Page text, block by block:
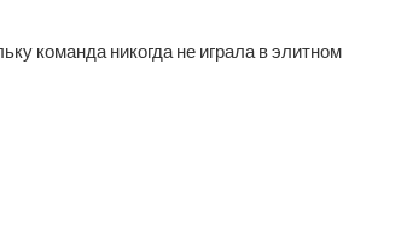
команда никогда не играла в элитном